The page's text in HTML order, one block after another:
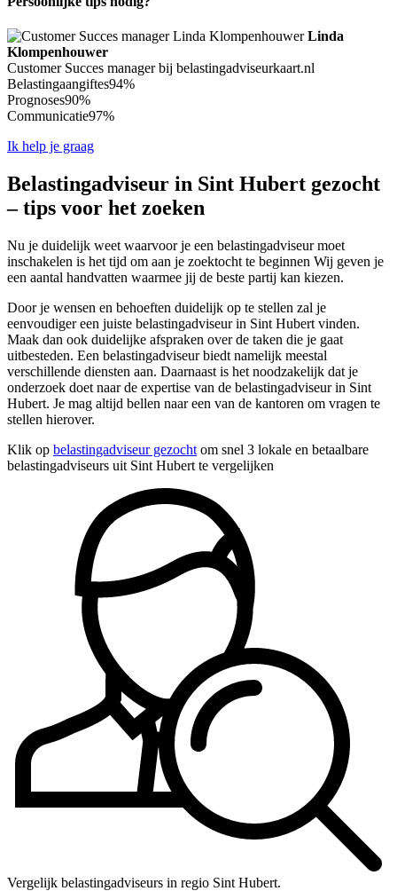
Linda
Klompenhouwer
Customer Succes manager bij belastingadviseurkaart.nl
Belastingaangiftes94%
Prognoses90%
Communicatie97%
Ik help je graag
Belastingadviseur in Sint Hubert gezocht
– tips voor het zoeken
Nu je duidelijk weet waarvoor je een belastingadviseur moet
inschakelen is het tijd om aan je zoektocht te beginnen Wij geven je
een aantal handvatten waarmee jij de beste partij kan kiezen.
Door je wensen en behoeften duidelijk op te stellen zal je
eenvoudiger een juiste belastingadviseur in Sint Hubert vinden.
Maak dan ook duidelijke afspraken over de taken die je gaat
uitbesteden. Een belastingadviseur biedt namelijk meestal
verschillende diensten aan. Daarnaast is het noodzakelijk dat je
onderzoek doet naar de expertise van de belastingadviseur in Sint
Hubert. Je mag altijd bellen naar een van de kantoren om vragen te
stellen hierover.
Klik op belastingadviseur gezocht om snel 3 lokale en betaalbare
belastingadviseurs uit Sint Hubert te vergelijken
Vergelijk belastingadviseurs in regio Sint Hubert.